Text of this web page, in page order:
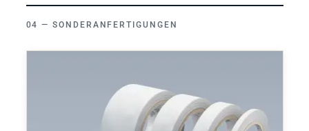
SONDERANFERTIGUNGEN